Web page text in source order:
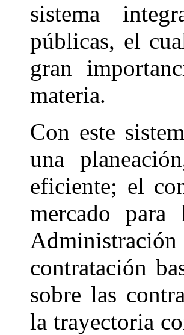
sistema
públicas, el
gran
materia.
Con este
una
eficiente; el
mercado
contratación
sobre las
la trayectoria